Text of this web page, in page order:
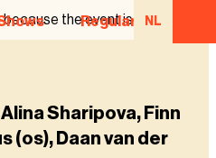
Regular NL
the event is in Dutch.
Sharipova, Finn
(os), Daan van der